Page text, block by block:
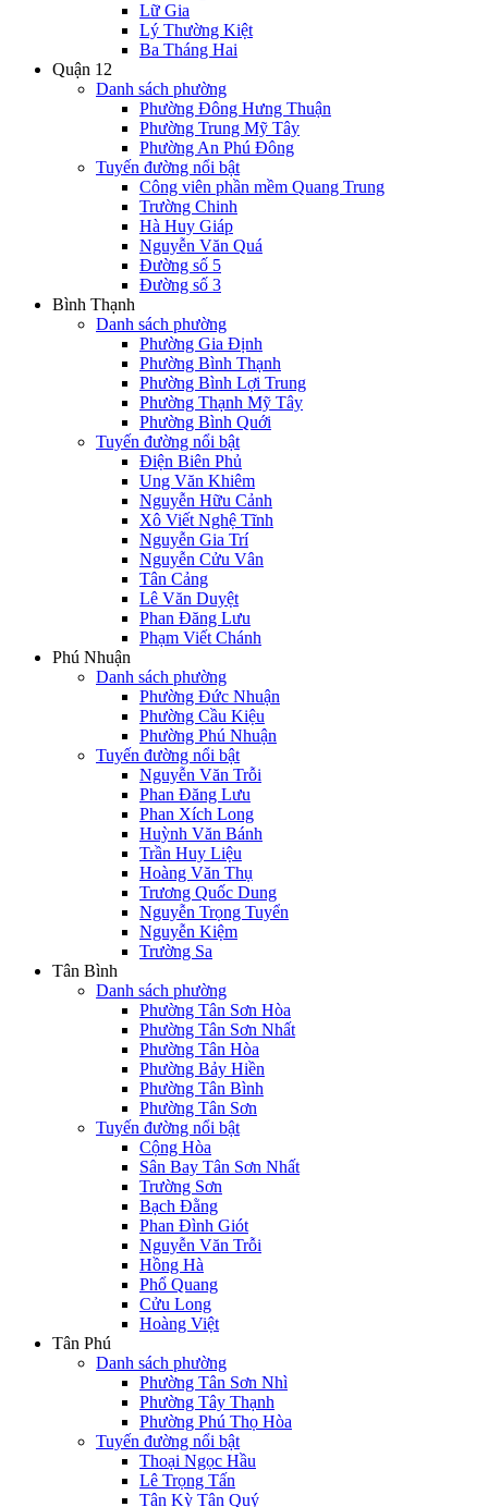
Lữ Gia
Lý Thường Kiệt
Ba Tháng Hai
Quận 12
Danh sách phường
Phường Đông Hưng Thuận
Phường Trung Mỹ Tây
Phường An Phú Đông
Tuyến đường nổi bật
Công viên phần mềm Quang Trung
Trường Chinh
Hà Huy Giáp
Nguyễn Văn Quá
Đường số 5
Đường số 3
Bình Thạnh
Danh sách phường
Phường Gia Định
Phường Bình Thạnh
Phường Bình Lợi Trung
Phường Thạnh Mỹ Tây
Phường Bình Quới
Tuyến đường nổi bật
Điện Biên Phủ
Ung Văn Khiêm
Nguyễn Hữu Cảnh
Xô Viết Nghệ Tĩnh
Nguyễn Gia Trí
Nguyễn Cửu Vân
Tân Cảng
Lê Văn Duyệt
Phan Đăng Lưu
Phạm Viết Chánh
Phú Nhuận
Danh sách phường
Phường Đức Nhuận
Phường Cầu Kiệu
Phường Phú Nhuận
Tuyến đường nổi bật
Nguyễn Văn Trỗi
Phan Đăng Lưu
Phan Xích Long
Huỳnh Văn Bánh
Trần Huy Liệu
Hoàng Văn Thụ
Trương Quốc Dung
Nguyễn Trọng Tuyển
Nguyễn Kiệm
Trường Sa
Tân Bình
Danh sách phường
Phường Tân Sơn Hòa
Phường Tân Sơn Nhất
Phường Tân Hòa
Phường Bảy Hiền
Phường Tân Bình
Phường Tân Sơn
Tuyến đường nổi bật
Cộng Hòa
Sân Bay Tân Sơn Nhất
Trường Sơn
Bạch Đằng
Phan Đình Giót
Nguyễn Văn Trỗi
Hồng Hà
Phổ Quang
Cửu Long
Hoàng Việt
Tân Phú
Danh sách phường
Phường Tân Sơn Nhì
Phường Tây Thạnh
Phường Phú Thọ Hòa
Tuyến đường nổi bật
Thoại Ngọc Hầu
Lê Trọng Tấn
Tân Kỳ Tân Quý